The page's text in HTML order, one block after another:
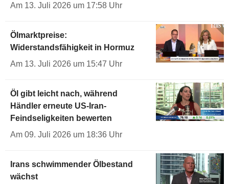
Am 13. Juli 2026 um 17:58 Uhr
Ölmarktpreise:
Widerstandsfähigkeit in Hormuz
Am 13. Juli 2026 um 15:47 Uhr
Öl gibt leicht nach, während
Händler erneute US-Iran-
Feindseligkeiten bewerten
Am 09. Juli 2026 um 18:36 Uhr
Irans schwimmender Ölbestand
wächst